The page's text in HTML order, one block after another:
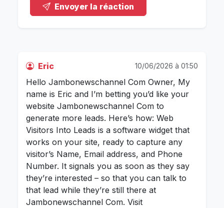
Envoyer la réaction
Eric 10/06/2026 à 01:50
Hello Jambonewschannel Com Owner, My
name is Eric and I’m betting you’d like your
website Jambonewschannel Com to
generate more leads. Here’s how: Web
Visitors Into Leads is a software widget that
works on your site, ready to capture any
visitor’s Name, Email address, and Phone
Number. It signals you as soon as they say
they’re interested – so that you can talk to
that lead while they’re still there at
Jambonewschannel Com. Visit